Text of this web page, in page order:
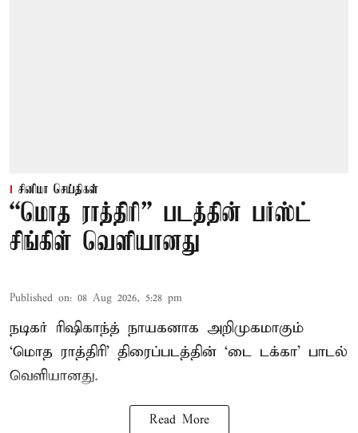
சினிமா செய்திகள்
“மொத ராத்திரி” படத்தின் பர்ஸ்ட்
சிங்கிள் வெளியானது
Published on: 08 Aug 2026, 5:28 pm
நடிகர் ரிஷிகாந்த் நாயகனாக அறிமுகமாகும்
‘மொத ராத்திரி’ திரைப்படத்தின் ‘டை டக்கா’ பாடல்
வெளியானது.
Read More